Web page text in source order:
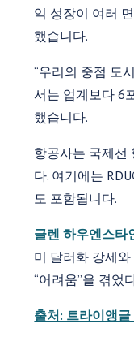
익 성장이 여러
했습니다.
“우리의 중점 도
서는 업계보다 6
했습니다.
항공사는 국제선
다. 여기에는
도 포함됩니다.
글렌 하우엔스타
미 달러화 강세
“어려움”을 겪었
출처: 트라이앵